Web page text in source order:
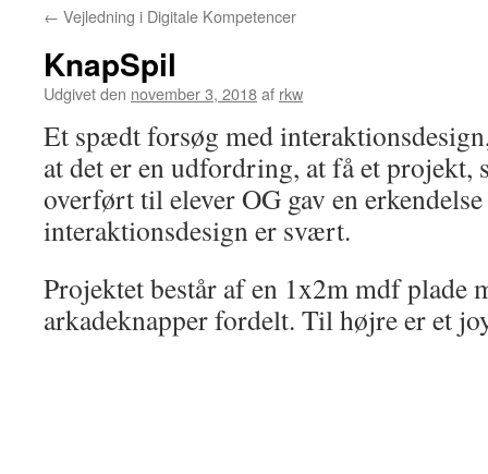
← Vejledning i Digitale Kompetencer
KnapSpil
Udgivet den november 3, 2018af rkw
Et spædt forsøg med
at det er en udfordring, at få et projekt,
overført til elever OG gav en
interaktionsdesign er svært.
Projektet består af en 1x2m mdf plade
arkadeknapper fordelt. Til højre er et